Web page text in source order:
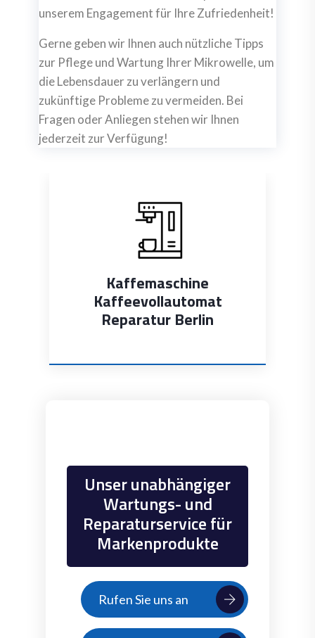
unserem Engagement für Ihre Zufriedenheit!
Gerne geben wir Ihnen auch nützliche Tipps
zur Pflege und Wartung Ihrer Mikrowelle, um
die Lebensdauer zu verlängern und
zukünftige Probleme zu vermeiden. Bei
Fragen oder Anliegen stehen wir Ihnen
jederzeit zur Verfügung!
Reparatur
Unser unabhängiger
Wartungs- und
Reparaturservice für
Markenprodukte
Rufen Sie uns an